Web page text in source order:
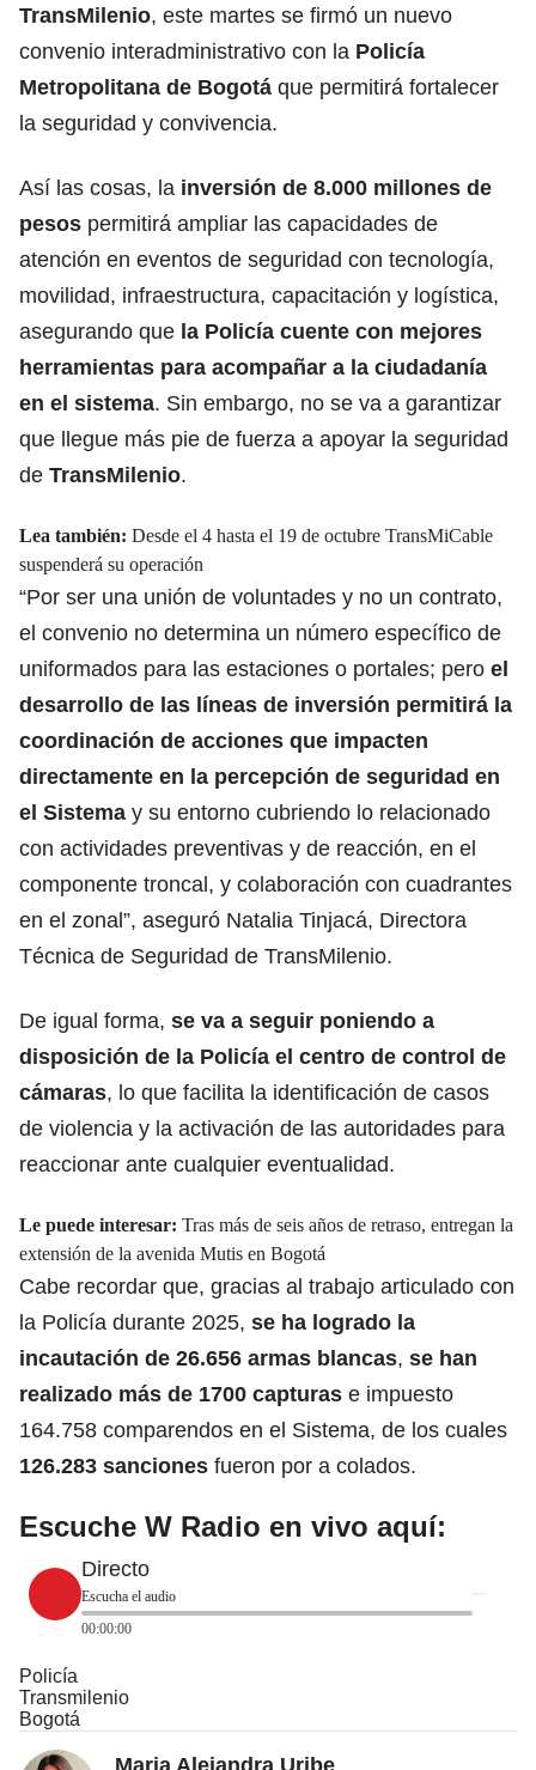
TransMilenio, este martes se firmó un nuevo
convenio interadministrativo con la Policía
Metropolitana de Bogotá que permitirá fortalecer
la seguridad y convivencia.
Así las cosas, la inversión de 8.000 millones de
pesos permitirá ampliar las capacidades de
atención en eventos de seguridad con tecnología,
movilidad, infraestructura, capacitación y logística,
asegurando que la Policía cuente con mejores
herramientas para acompañar a la ciudadanía
en el sistema. Sin embargo, no se va a garantizar
que llegue más pie de fuerza a apoyar la seguridad
de TransMilenio.
Lea también: Desde el 4 hasta el 19 de octubre TransMiCable
suspenderá su operación
“Por ser una unión de voluntades y no un contrato,
el convenio no determina un número específico de
uniformados para las estaciones o portales; pero el
desarrollo de las líneas de inversión permitirá la
coordinación de acciones que impacten
directamente en la percepción de seguridad en
el Sistema y su entorno cubriendo lo relacionado
con actividades preventivas y de reacción, en el
componente troncal, y colaboración con cuadrantes
en el zonal”, aseguró Natalia Tinjacá, Directora
Técnica de Seguridad de TransMilenio.
De igual forma, se va a seguir poniendo a
disposición de la Policía el centro de control de
cámaras, lo que facilita la identificación de casos
de violencia y la activación de las autoridades para
reaccionar ante cualquier eventualidad.
Le puede interesar: Tras más de seis años de retraso, entregan la
extensión de la avenida Mutis en Bogotá
Cabe recordar que, gracias al trabajo articulado con
la Policía durante 2025, se ha logrado la
incautación de 26.656 armas blancas, se han
realizado más de 1700 capturas e impuesto
164.758 comparendos en el Sistema, de los cuales
126.283 sanciones fueron por a colados.
Escuche W Radio en vivo aquí:
Directo
Escucha el audio
00:00:00
Policía
Transmilenio
Bogotá
Maria Alejandra Uribe